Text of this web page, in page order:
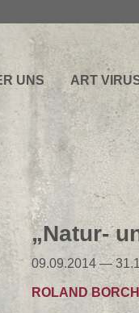
UNS ART
„Natur-
09.09.2014 —
ROLAND